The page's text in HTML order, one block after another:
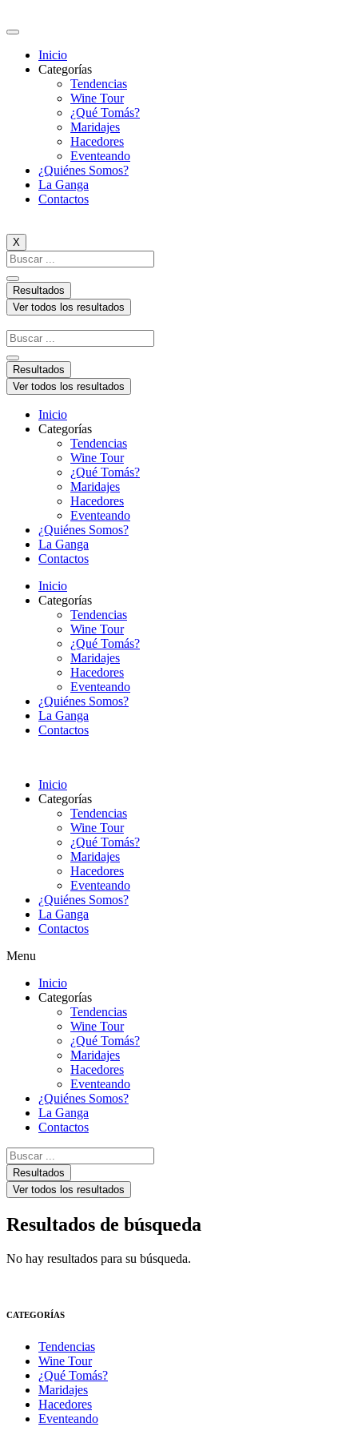
al
Inicio
Categorías
Tendencias
Wine Tour
¿Qué Tomás?
Maridajes
Hacedores
Eventeando
¿Quiénes Somos?
La Ganga
Contactos
X
Search
...
Resultados
Ver todos los resultados
Search
...
Resultados
Ver todos los resultados
Inicio
Categorías
Tendencias
Wine Tour
¿Qué Tomás?
Maridajes
Hacedores
Eventeando
¿Quiénes Somos?
La Ganga
Contactos
Inicio
Categorías
Tendencias
Wine Tour
¿Qué Tomás?
Maridajes
Hacedores
Eventeando
¿Quiénes Somos?
La Ganga
Contactos
Inicio
Categorías
Tendencias
Wine Tour
¿Qué Tomás?
Maridajes
Hacedores
Eventeando
¿Quiénes Somos?
La Ganga
Contactos
Menu
Inicio
Categorías
Tendencias
Wine Tour
¿Qué Tomás?
Maridajes
Hacedores
Eventeando
¿Quiénes Somos?
La Ganga
Contactos
Search
...Resultados
Ver todos los resultados
Resultados de búsqueda
No hay resultados para su búsqueda.
CATEGORÍAS
Tendencias
Wine Tour
¿Qué Tomás?
Maridajes
Hacedores
Eventeando